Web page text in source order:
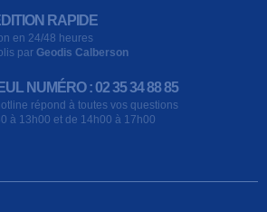
RAPIDE
en 24/48 heures
par Geodis Calberson
NUMÉRO : 02 35 34 88 85
répond à toutes vos questions
à 13h00 et de 14h00 à 17h00